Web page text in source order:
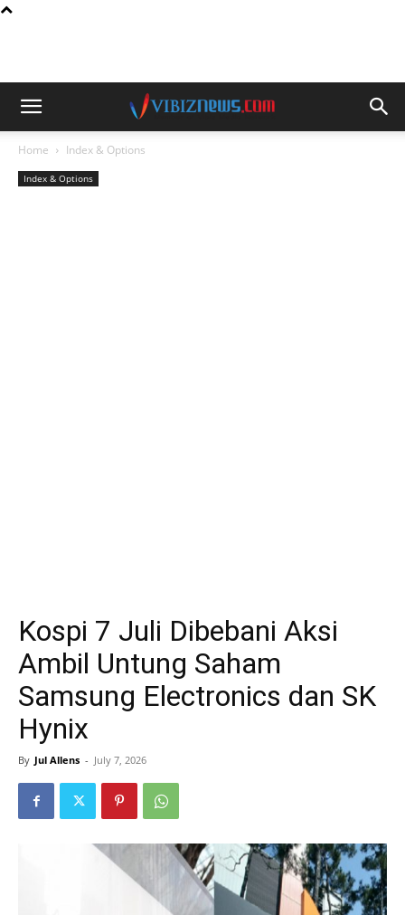
Home Index & Options
Index & Options
Kospi 7 Juli Dibebani Aksi
Ambil Untung Saham
Samsung Electronics dan SK
Hynix
By Jul Allens - July 7, 2026